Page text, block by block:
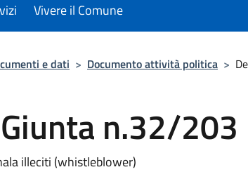
Vivere il Comune
e dati > Documento attività politica >
n.32/203
illeciti (whistleblower)